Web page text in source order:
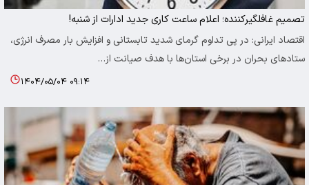
تصمیم غافلگیرکننده؛ اعلام ساعت کاری جدید ادارات از شنبه!
اقتصاد ایرانی: در پی تداوم گرمای شدید تابستانی و افزایش بار مصرف انرژی،
ستادهای بحران در برخی استان‌ها با هدف صیانت از…
۱۴۰۴/۰۵/۰۴ ۰۹:۱۴